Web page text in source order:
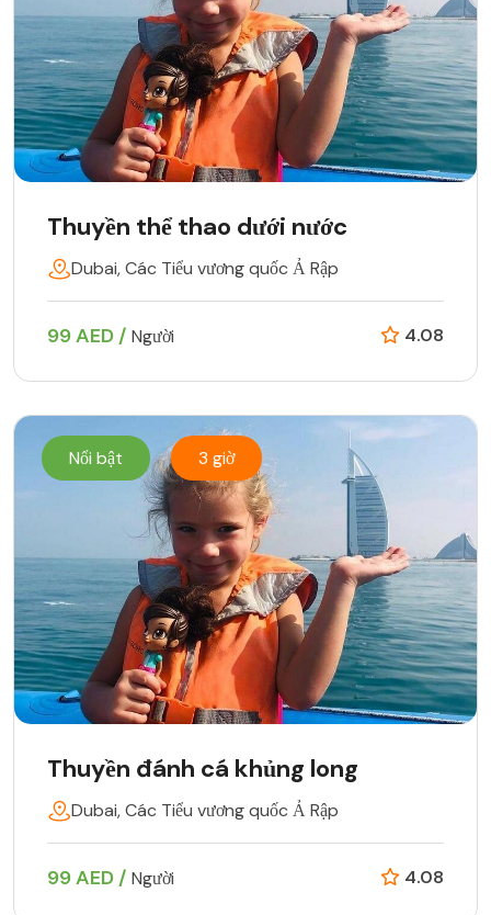
Thuyền thể thao dưới nước
Dubai, Các Tiểu vương quốc Ả Rập
99 AED / Người 4.08
Nổi bật 3 giờ
Thuyền đánh cá khủng long
Dubai, Các Tiểu vương quốc Ả Rập
99 AED / Người 4.08